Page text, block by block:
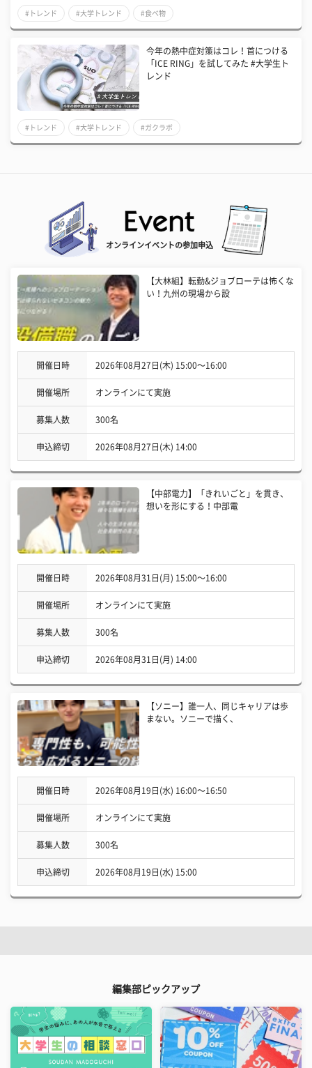
#トレンド #大学トレンド #食べ物
今年の熱中症対策はコレ！首につける
「ICE RING」を試してみた #大学生ト
レンド
#トレンド #大学トレンド #ガクラボ
オンラインイベントの参加申込
【大林組】転勤&ジョブローテは怖くな
い！九州の現場から設
開催日時 2026年08月27日(木) 15:00〜16:00
開催場所 オンラインにて実施
募集人数 300名
申込締切 2026年08月27日(木) 14:00
【中部電力】「きれいごと」を貫き、
想いを形にする！中部電
開催日時 2026年08月31日(月) 15:00〜16:00
開催場所 オンラインにて実施
募集人数 300名
申込締切 2026年08月31日(月) 14:00
【ソニー】誰一人、同じキャリアは歩
まない。ソニーで描く、
開催日時 2026年08月19日(水) 16:00〜16:50
開催場所 オンラインにて実施
募集人数 300名
申込締切 2026年08月19日(水) 15:00
編集部ピックアップ